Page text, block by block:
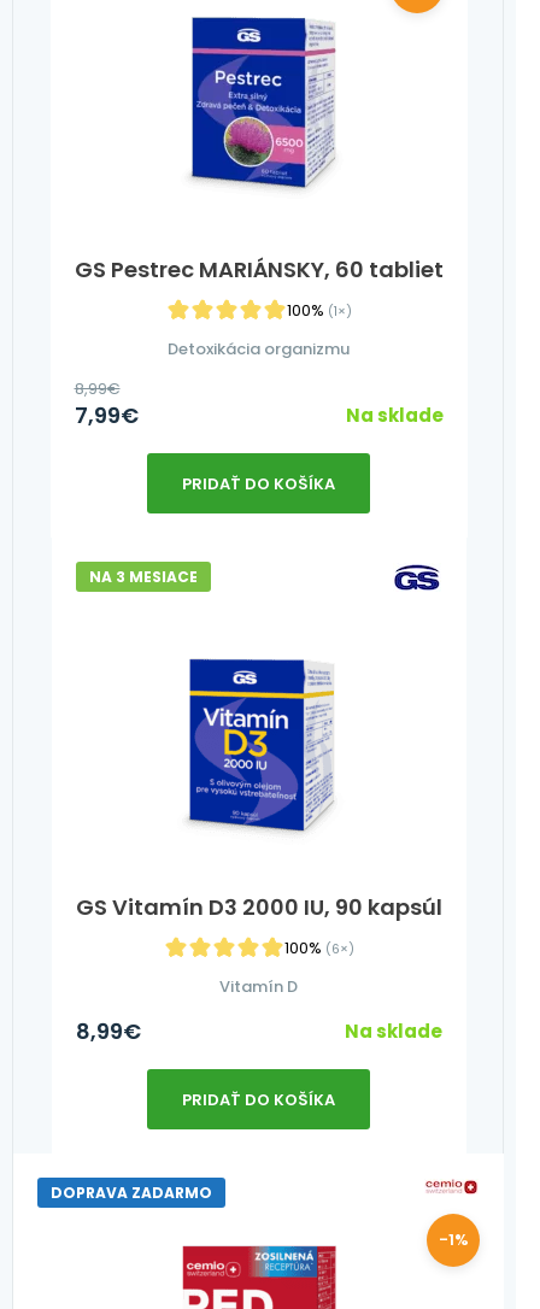
GS Pestrec MARIÁNSKY, 60 tabliet
100% (1×)
Detoxikácia organizmu
8,99€
7,99€ Na sklade
PRIDAŤ DO KOŠÍKA
GS Vitamín D3 2000 IU, 90 kapsúl
100% (6×)
NA 3 MESIACE
Vitamín D
8,99€ Na sklade
PRIDAŤ DO KOŠÍKA
DOPRAVA ZADARMO
-1%